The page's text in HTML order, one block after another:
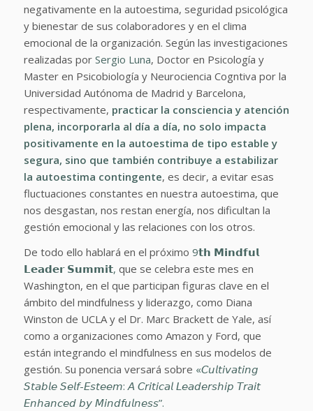
negativamente en la autoestima, seguridad psicológica
y bienestar de sus colaboradores y en el clima
emocional de la organización. Según las investigaciones
realizadas por Sergio Luna, Doctor en Psicología y
Master en Psicobiología y Neurociencia Cogntiva por la
Universidad Autónoma de Madrid y Barcelona,
respectivamente, practicar la consciencia y atención
plena, incorporarla al día a día, no solo impacta
positivamente en la autoestima de tipo estable y
segura, sino que también contribuye a estabilizar
la autoestima contingente, es decir, a evitar esas
fluctuaciones constantes en nuestra autoestima, que
nos desgastan, nos restan energía, nos dificultan la
gestión emocional y las relaciones con los otros.
De todo ello hablará en el próximo 9𝘁𝗵 𝗠𝗶𝗻𝗱𝗳𝘂𝗹
𝗟𝗲𝗮𝗱𝗲𝗿 𝗦𝘂𝗺𝗺𝗶𝘁, que se celebra este mes en
Washington, en el que participan figuras clave en el
ámbito del mindfulness y liderazgo, como Diana
Winston de UCLA y el Dr. Marc Brackett de Yale, así
como a organizaciones como Amazon y Ford, que
están integrando el mindfulness en sus modelos de
gestión. Su ponencia versará sobre «𝘊𝘶𝘭𝘵𝘪𝘷𝘢𝘵𝘪𝘯𝘨
𝘚𝘵𝘢𝘣𝘭𝘦 𝘚𝘦𝘭𝘧-𝘌𝘴𝘵𝘦𝘦𝘮: 𝘈 𝘊𝘳𝘪𝘵𝘪𝘤𝘢𝘭 𝘓𝘦𝘢𝘥𝘦𝘳𝘴𝘩𝘪𝘱 𝘛𝘳𝘢𝘪𝘵
𝘌𝘯𝘩𝘢𝘯𝘤𝘦𝘥 𝘣𝘺 𝘔𝘪𝘯𝘥𝘧𝘶𝘭𝘯𝘦𝘴𝘴”.